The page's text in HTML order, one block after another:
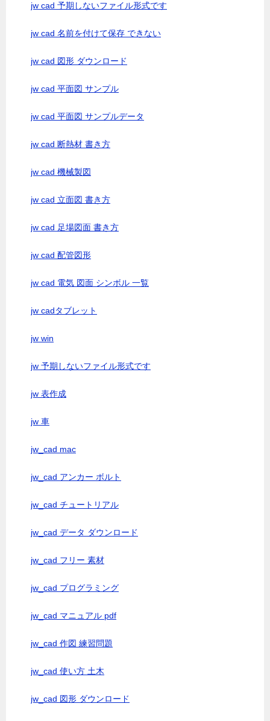
jw cad 予期しないファイル形式です
jw cad 名前を付けて保存 できない
jw cad 図形 ダウンロード
jw cad 平面図 サンプル
jw cad 平面図 サンプルデータ
jw cad 断熱材 書き方
jw cad 機械製図
jw cad 立面図 書き方
jw cad 足場図面 書き方
jw cad 配管図形
jw cad 電気 図面 シンボル 一覧
jw cadタブレット
jw win
jw 予期しないファイル形式です
jw 表作成
jw 車
jw_cad mac
jw_cad アンカー ボルト
jw_cad チュートリアル
jw_cad データ ダウンロード
jw_cad フリー 素材
jw_cad プログラミング
jw_cad マニュアル pdf
jw_cad 作図 練習問題
jw_cad 使い方 土木
jw_cad 図形 ダウンロード